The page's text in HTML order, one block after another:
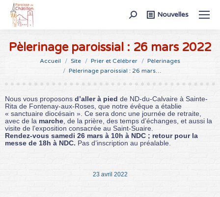
Recherche
:
Nouvelles
Pèlerinage paroissial : 26 mars 2022
Vous êtes ici :Accueil Site Prier et Célébrer
Pèlerinages
Pèlerinage paroissial : 26 mars…
Nous vous proposons d’aller à pied de ND-du-Calvaire à Sainte-
Rita de Fontenay-aux-Roses, que notre évêque a établie
« sanctuaire diocésain ». Ce sera donc une journée de retraite,
avec de la marche , de la prière, des temps d’échanges, et aussi la
visite de l’exposition consacrée au Saint-Suaire.
Rendez-vous samedi 26 mars à 10h à NDC ; retour pour la
messe de 18h à NDC. Pas d’inscription au préalable.
23 avril 2022